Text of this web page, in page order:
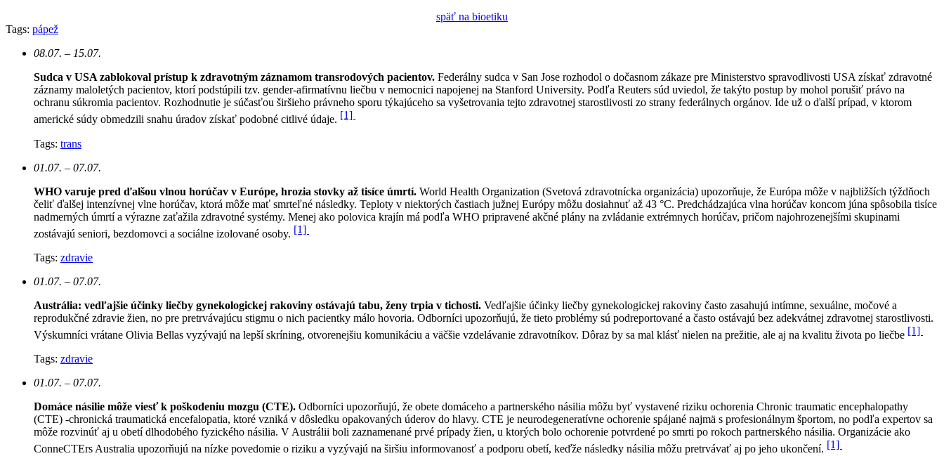
späť na bioetiku
Tags: pápež
08.07. – 15.07.
Sudca v USA zablokoval prístup k zdravotným záznamom transrodových pacientov. Federálny sudca v San Jose rozhodol o dočasnom zákaze pre Ministerstvo spravodlivosti USA získať zdravotné
záznamy maloletých pacientov, ktorí podstúpili tzv. gender-afirmatívnu liečbu v nemocnici napojenej na Stanford University. Podľa Reuters súd uviedol, že takýto postup by mohol porušiť právo na
ochranu súkromia pacientov. Rozhodnutie je súčasťou širšieho právneho sporu týkajúceho sa vyšetrovania tejto zdravotnej starostlivosti zo strany federálnych orgánov. Ide už o ďalší prípad, v ktorom
americké súdy obmedzili snahu úradov získať podobné citlivé údaje. [1]
Tags: trans
01.07. – 07.07.
WHO varuje pred ďalšou vlnou horúčav v Európe, hrozia stovky až tisíce úmrtí. World Health Organization (Svetová zdravotnícka organizácia) upozorňuje, že Európa môže v najbližších týždňoch
čeliť ďalšej intenzívnej vlne horúčav, ktorá môže mať smrteľné následky. Teploty v niektorých častiach južnej Európy môžu dosiahnuť až 43 °C. Predchádzajúca vlna horúčav koncom júna spôsobila tisíce
nadmerných úmrtí a výrazne zaťažila zdravotné systémy. Menej ako polovica krajín má podľa WHO pripravené akčné plány na zvládanie extrémnych horúčav, pričom najohrozenejšími skupinami
zostávajú seniori, bezdomovci a sociálne izolované osoby. [1]
Tags: zdravie
01.07. – 07.07.
Austrália: vedľajšie účinky liečby gynekologickej rakoviny ostávajú tabu, ženy trpia v tichosti. Vedľajšie účinky liečby gynekologickej rakoviny často zasahujú intímne, sexuálne, močové a
reprodukčné zdravie žien, no pre pretrvávajúcu stigmu o nich pacientky málo hovoria. Odborníci upozorňujú, že tieto problémy sú podreportované a často ostávajú bez adekvátnej zdravotnej starostlivosti.
Výskumníci vrátane Olivia Bellas vyzývajú na lepší skríning, otvorenejšiu komunikáciu a väčšie vzdelávanie zdravotníkov. Dôraz by sa mal klásť nielen na prežitie, ale aj na kvalitu života po liečbe [1]
Tags: zdravie
01.07. – 07.07.
Domáce násilie môže viesť k poškodeniu mozgu (CTE). Odborníci upozorňujú, že obete domáceho a partnerského násilia môžu byť vystavené riziku ochorenia Chronic traumatic encephalopathy
(CTE) -chronická traumatická encefalopatia, ktoré vzniká v dôsledku opakovaných úderov do hlavy. CTE je neurodegeneratívne ochorenie spájané najmä s profesionálnym športom, no podľa expertov sa
môže rozvinúť aj u obetí dlhodobého fyzického násilia. V Austrálii boli zaznamenané prvé prípady žien, u ktorých bolo ochorenie potvrdené po smrti po rokoch partnerského násilia. Organizácie ako
ConneCTErs Australia upozorňujú na nízke povedomie o riziku a vyzývajú na širšiu informovanosť a podporu obetí, keďže následky násilia môžu pretrvávať aj po jeho ukončení. [1]